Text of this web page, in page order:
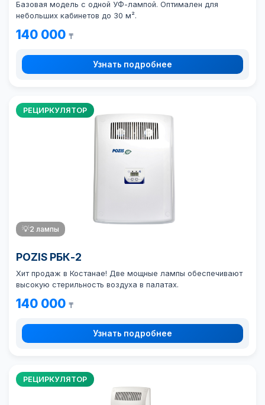
Базовая модель с одной УФ-лампой. Оптимален для
небольших кабинетов до 30 м².
140 000 ₸
Узнать подробнее
РЕЦИРКУЛЯТОР
💡2 лампы
POZIS РБК-2
Хит продаж в Костанае! Две мощные лампы обеспечивают
высокую стерильность воздуха в палатах.
140 000 ₸
Узнать подробнее
РЕЦИРКУЛЯТОР